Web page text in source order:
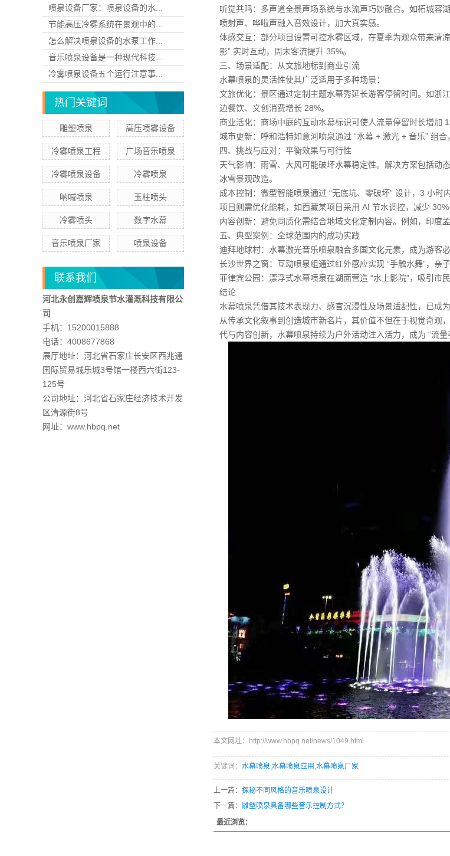
喷泉设备厂家：喷泉设备的水...
节能高压冷雾系统在景观中的...
怎么解决喷泉设备的水泵工作...
音乐喷泉设备是一种现代科技...
冷雾喷泉设备五个运行注意事...
热门关键词
雕塑喷泉 高压喷雾设备
冷雾喷泉工程 广场音乐喷泉
冷雾喷泉设备 冷雾喷泉
呐喊喷泉 玉柱喷头
冷雾喷头 数字水幕
音乐喷泉厂家 喷泉设备
联系我们
河北永创嘉辉喷泉节水灌溉科技有限公
司
手机：15200015888
电话：4008677868
展厅地址：河北省石家庄长安区西兆通
国际贸易城乐城3号馆一楼西六街123-
125号
公司地址：河北省石家庄经济技术开发
区清源街8号
网址：www.hbpq.net
听觉共鸣：多声道全景声场系统与水流声巧妙融合。如柘城容
喷射声、哗啦声融入音效设计，加大真实感。
体感交互：部分项目设置可控水雾区域，在夏季为观众带来清
影” 实时互动，周末客流提升 35%。
三、场景适配：从文旅地标到商业引流
水幕喷泉的灵活性使其广泛适用于多种场景：
文旅优化：景区通过定制主题水幕秀延长游客停留时间。如浙
边餐饮、文创消费增长 28%。
商业活化：商场中庭的互动水幕标识可使人流量停留时长增加
城市更新：呼和浩特如意河喷泉通过 “水幕 + 激光 + 音乐” 组
四、挑战与应对：平衡效果与可行性
天气影响：雨雪、大风可能破坏水幕稳定性。解决方案包括动
冰雪景观改造。
成本控制：微型智能喷泉通过 “无底坑、零破坏” 设计，3 小
项目则需优化能耗，如西藏某项目采用 AI 节水调控，减少 30%
内容创新：避免同质化需结合地域文化定制内容。例如，印度
五、典型案例：全球范围内的成功实践
迪拜地球村：水幕激光音乐喷泉融合多国文化元素，成为游客
长沙世界之窗：互动喷泉组通过红外感应实现 “手触水舞”，亲
菲律宾公园：漂浮式水幕喷泉在湖面营造 “水上影院”，吸引市
结论
水幕喷泉凭借其技术表现力、感官沉浸性及场景适配性，已成
从传承文化叙事到创造城市新名片，其价值不但在于视觉奇观
代与内容创新，水幕喷泉持续为户外活动注入活力，成为 “流量
本文网址：http://www.hbpq.net/news/1049.html
关键词： 水幕喷泉,水幕喷泉应用 ,水幕喷泉厂家
上一篇： 探秘不同风格的音乐喷泉设计
下一篇： 雕塑喷泉具备哪些音乐控制方式？
最近浏览：